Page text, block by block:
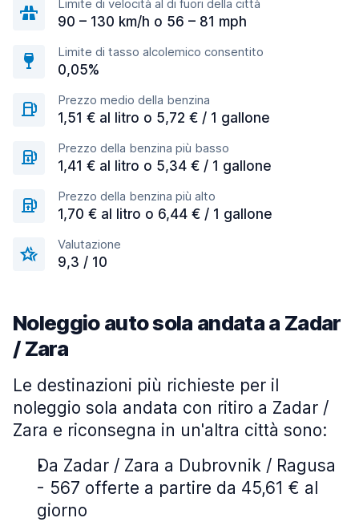
Limite di velocità al di fuori della città
90 – 130 km/h o 56 – 81 mph
Limite di tasso alcolemico consentito
0,05%
Prezzo medio della benzina
1,51 € al litro o 5,72 € / 1 gallone
Prezzo della benzina più basso
1,41 € al litro o 5,34 € / 1 gallone
Prezzo della benzina più alto
1,70 € al litro o 6,44 € / 1 gallone
Valutazione
9,3 / 10
Noleggio auto sola andata a Zadar
/ Zara
Le destinazioni più richieste per il
noleggio sola andata con ritiro a Zadar /
Zara e riconsegna in un'altra città sono:
Da Zadar / Zara a Dubrovnik / Ragusa
- 567 offerte a partire da 45,61 € al
giorno